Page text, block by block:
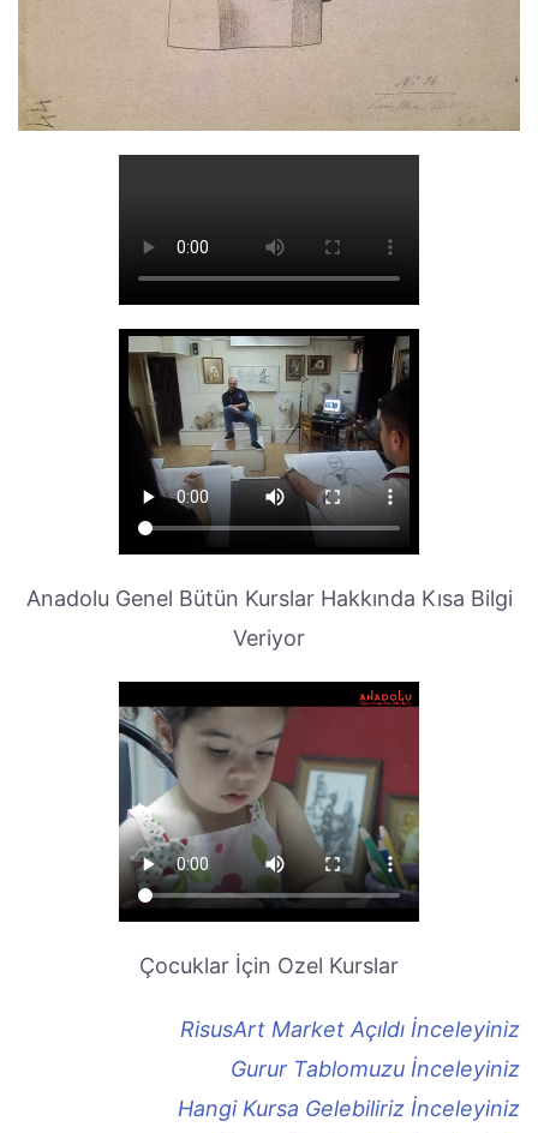
Anadolu Genel Bütün Kurslar Hakkında Kısa Bilgi
Veriyor
Çocuklar İçin Ozel Kurslar
RisusArt Market Açıldı İnceleyiniz
Gurur Tablomuzu İnceleyiniz
Hangi Kursa Gelebiliriz İnceleyiniz